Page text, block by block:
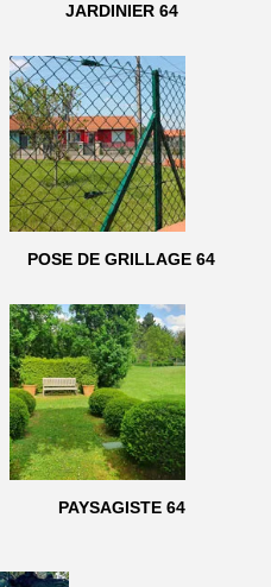
JARDINIER 64
POSE DE GRILLAGE 64
PAYSAGISTE 64